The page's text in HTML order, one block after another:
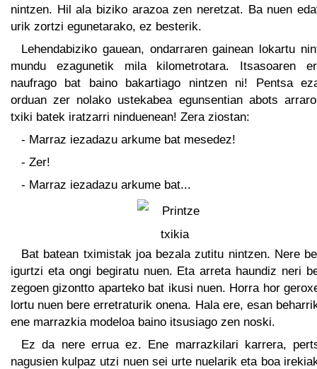
nintzen. Hil ala biziko arazoa zen neretzat. Ba nuen
urik zortzi egunetarako, ez besterik.
Lehendabiziko gauean, ondarraren gainean lokartu
mundu ezagunetik mila kilometrotara. Itsasoaren
naufrago bat baino bakartiago nintzen ni! Pentsa
orduan zer nolako ustekabea egunsentian abots
txiki batek iratzarri ninduenean! Zera ziostan:
- Marraz iezadazu arkume bat mesedez!
- Zer!
- Marraz iezadazu arkume bat...
Bat batean tximistak joa bezala zutitu nintzen. Nere
igurtzi eta ongi begiratu nuen. Eta arreta haundiz neri
zegoen gizontto aparteko bat ikusi nuen. Horra hor
lortu nuen bere erretraturik onena. Hala ere, esan
ene marrazkia modeloa baino itsusiago zen noski.
Ez da nere errua ez. Ene marrazkilari karrera,
nagusien kulpaz utzi nuen sei urte nuelarik eta boa